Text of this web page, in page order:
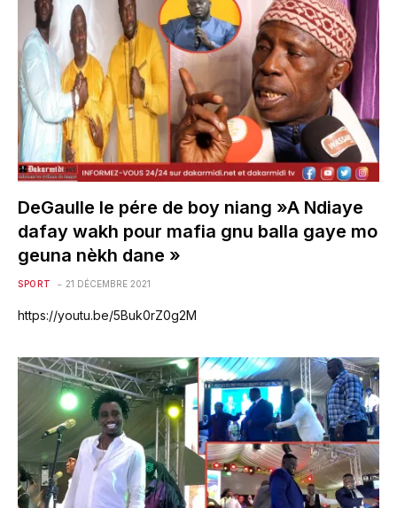
DeGaulle le pére de boy niang »A Ndiaye
dafay wakh pour mafia gnu balla gaye mo
geuna nèkh dane »
SPORT 21 DÉCEMBRE 2021
https://youtu.be/5Buk0rZ0g2M